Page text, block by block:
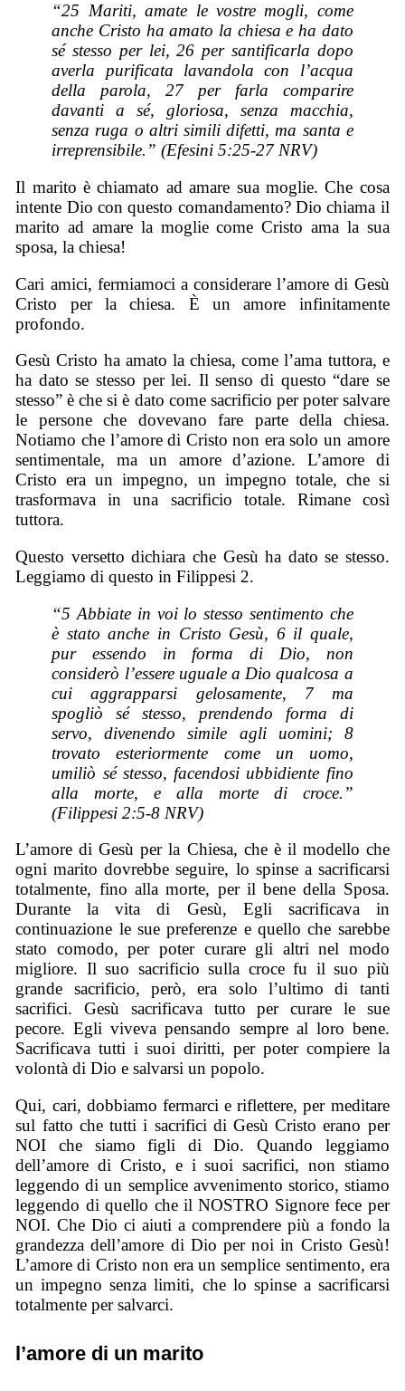
“25 Mariti, amate le vostre mogli, come
anche Cristo ha amato la chiesa e ha dato
sé stesso per lei, 26 per santificarla dopo
averla purificata lavandola con l’acqua
della parola, 27 per farla comparire
davanti a sé, gloriosa, senza macchia,
senza ruga o altri simili difetti, ma santa e
irreprensibile.” (Efesini 5:25-27 NRV)
Il marito è chiamato ad amare sua moglie. Che cosa
intente Dio con questo comandamento? Dio chiama il
marito ad amare la moglie come Cristo ama la sua
sposa, la chiesa!
Cari amici, fermiamoci a considerare l’amore di Gesù
Cristo per la chiesa. È un amore infinitamente
profondo.
Gesù Cristo ha amato la chiesa, come l’ama tuttora, e
ha dato se stesso per lei. Il senso di questo “dare se
stesso” è che si è dato come sacrificio per poter salvare
le persone che dovevano fare parte della chiesa.
Notiamo che l’amore di Cristo non era solo un amore
sentimentale, ma un amore d’azione. L’amore di
Cristo era un impegno, un impegno totale, che si
trasformava in una sacrificio totale. Rimane così
tuttora.
Questo versetto dichiara che Gesù ha dato se stesso.
Leggiamo di questo in Filippesi 2.
“5 Abbiate in voi lo stesso sentimento che
è stato anche in Cristo Gesù, 6 il quale,
pur essendo in forma di Dio, non
considerò l’essere uguale a Dio qualcosa a
cui aggrapparsi gelosamente, 7 ma
spogliò sé stesso, prendendo forma di
servo, divenendo simile agli uomini; 8
trovato esteriormente come un uomo,
umiliò sé stesso, facendosi ubbidiente fino
alla morte, e alla morte di croce.”
(Filippesi 2:5-8 NRV)
L’amore di Gesù per la Chiesa, che è il modello che
ogni marito dovrebbe seguire, lo spinse a sacrificarsi
totalmente, fino alla morte, per il bene della Sposa.
Durante la vita di Gesù, Egli sacrificava in
continuazione le sue preferenze e quello che sarebbe
stato comodo, per poter curare gli altri nel modo
migliore. Il suo sacrificio sulla croce fu il suo più
grande sacrificio, però, era solo l’ultimo di tanti
sacrifici. Gesù sacrificava tutto per curare le sue
pecore. Egli viveva pensando sempre al loro bene.
Sacrificava tutti i suoi diritti, per poter compiere la
volontà di Dio e salvarsi un popolo.
Qui, cari, dobbiamo fermarci e riflettere, per meditare
sul fatto che tutti i sacrifici di Gesù Cristo erano per
NOI che siamo figli di Dio. Quando leggiamo
dell’amore di Cristo, e i suoi sacrifici, non stiamo
leggendo di un semplice avvenimento storico, stiamo
leggendo di quello che il NOSTRO Signore fece per
NOI. Che Dio ci aiuti a comprendere più a fondo la
grandezza dell’amore di Dio per noi in Cristo Gesù!
L’amore di Cristo non era un semplice sentimento, era
un impegno senza limiti, che lo spinse a sacrificarsi
totalmente per salvarci.
l’amore di un marito